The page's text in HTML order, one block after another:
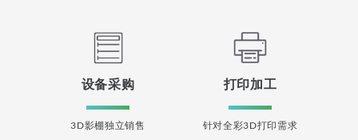
设备采购
3D影棚独立销售
打印加工
针对全彩3D打印需求